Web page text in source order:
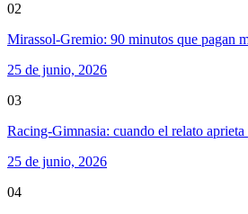
02
Mirassol-Gremio: 90 minutos que pagan
25 de junio, 2026
03
Racing-Gimnasia: cuando el relato
25 de junio, 2026
04